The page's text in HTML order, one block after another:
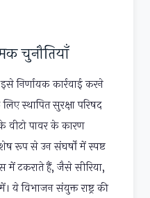
चुनौतियाँ
निर्णायक कार्रवाई करने
स्थापित सुरक्षा परिषद
वीटो पावर के कारण
रूप से उन संघर्षों में स्पष्ट
में टकराते हैं, जैसे सीरिया,
विभाजन संयुक्त राष्ट्र की